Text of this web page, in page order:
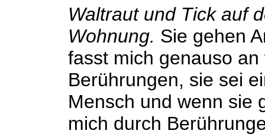
Waltraut und Tick auf
Wohnung. Sie gehen
fasst mich genauso
Berührungen, sie sei
Mensch und wenn sie
mich durch